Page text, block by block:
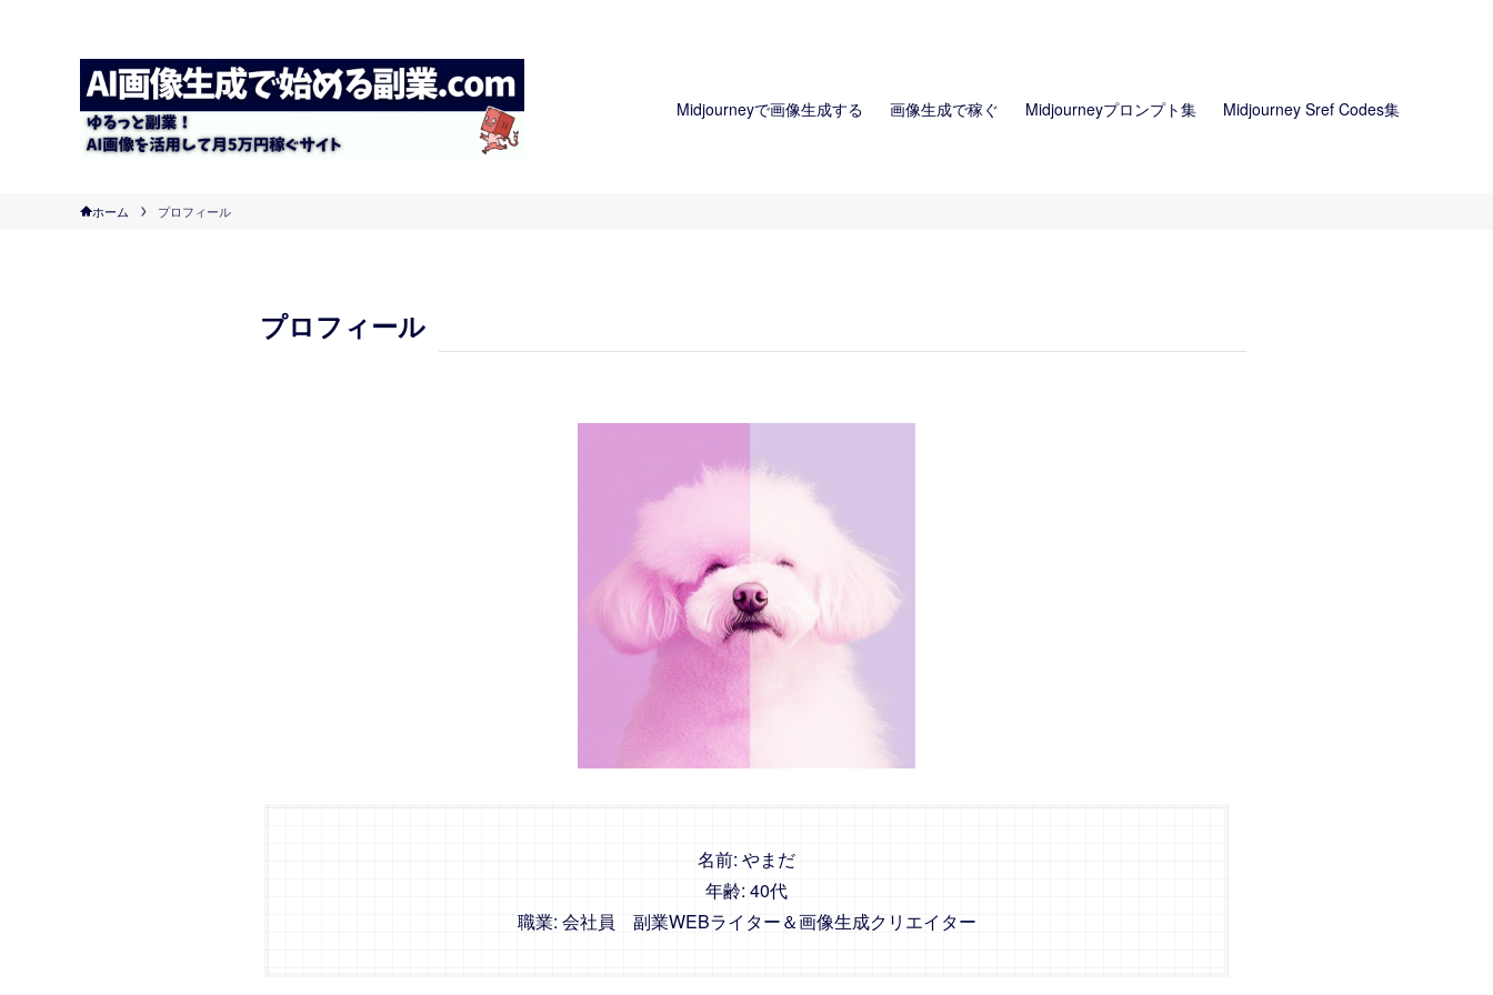
Midjourneyで画像生成する 画像生成で稼ぐ Midjourneyプロンプト集 Midjourney Sref Codes集
ホーム プロフィール
プロフィール
名前: やまだ
年齢: 40代
職業: 会社員 副業WEBライター＆画像生成クリエイター